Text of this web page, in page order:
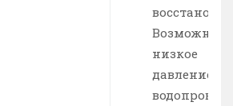
Возможно
низкое
давление